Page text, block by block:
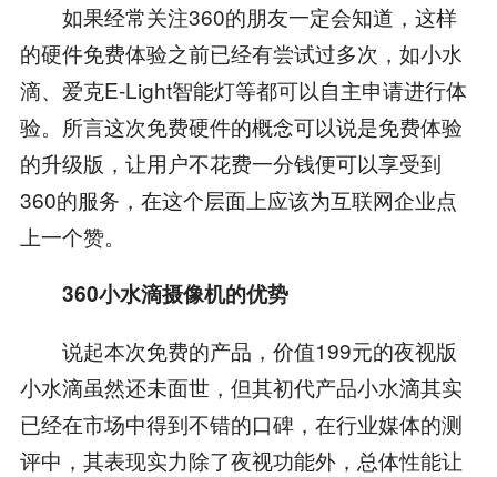
如果经常关注360的朋友一定会知道，这样
的硬件免费体验之前已经有尝试过多次，如小水
滴、爱克E-Light智能灯等都可以自主申请进行体
验。所言这次免费硬件的概念可以说是免费体验
的升级版，让用户不花费一分钱便可以享受到
360的服务，在这个层面上应该为互联网企业点
上一个赞。
360小水滴摄像机的优势
说起本次免费的产品，价值199元的夜视版
小水滴虽然还未面世，但其初代产品小水滴其实
已经在市场中得到不错的口碑，在行业媒体的测
评中，其表现实力除了夜视功能外，总体性能让